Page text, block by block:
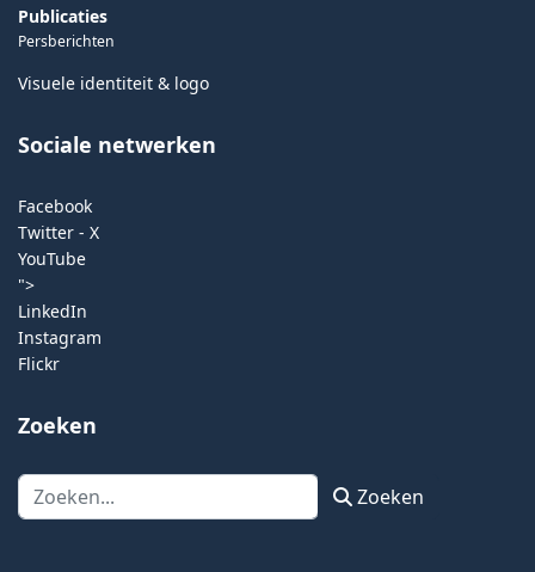
Publicaties
Persberichten
Visuele identiteit & logo
Sociale netwerken
Facebook
Twitter - X
YouTube
">
LinkedIn
Instagram
Flickr
Zoeken
Zoeken Zoeken